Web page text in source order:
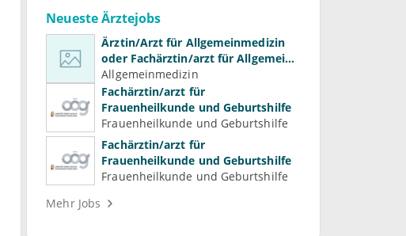
Neueste Ärztejobs
Ärztin/Arzt für Allgemeinmedizin
oder Fachärztin/arzt für Allgemein-
und Familienmedizin für
Psychiatrie und
Psychotherapeutische Medizin
Allgemeinmedizin
Fachärztin/arzt für
Frauenheilkunde und Geburtshilfe
Frauenheilkunde und Geburtshilfe
Fachärztin/arzt für
Frauenheilkunde und Geburtshilfe
Frauenheilkunde und Geburtshilfe
Mehr Jobs